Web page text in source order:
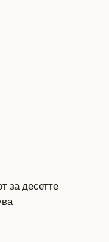
за десетте